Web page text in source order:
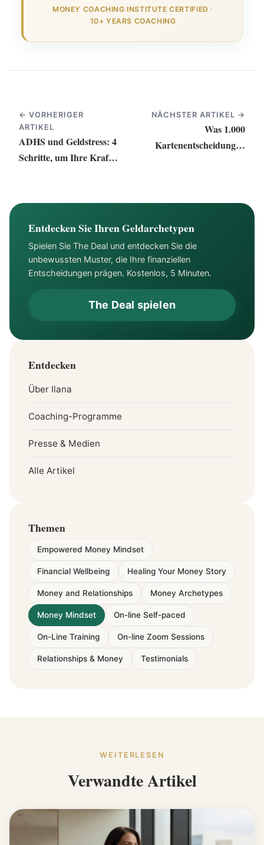
MONEY COACHING INSTITUTE CERTIFIED ·
10+ YEARS COACHING
← VORHERIGER
ARTIKEL
ADHS und Geldstress: 4
Schritte, um Ihre Kraft
NÄCHSTER ARTIKEL →
Was 1.000
Kartenentscheidungen
Entdecken Sie Ihren Geldarchetypen
Spielen Sie The Deal und entdecken Sie die
unbewussten Muster, die Ihre finanziellen
Entscheidungen prägen. Kostenlos, 5 Minuten.
The Deal spielen
Entdecken
Über Ilana
Coaching-Programme
Presse & Medien
Alle Artikel
Themen
Empowered Money Mindset
Financial Wellbeing Healing Your Money Story
Money and Relationships Money Archetypes
Money Mindset On-line Self-paced
On-Line Training On-line Zoom Sessions
Relationships & Money Testimonials
WEITERLESEN
Verwandte Artikel